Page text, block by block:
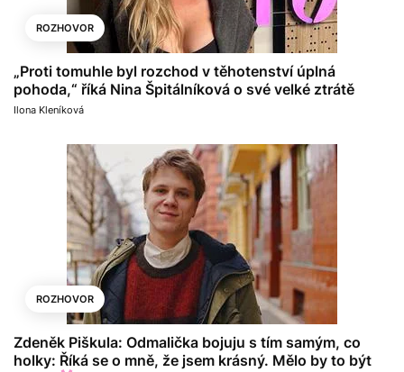
ROZHOVOR
„Proti tomuhle byl rozchod v těhotenství úplná
pohoda,“ říká Nina Špitálníková o své velké ztrátě
Ilona Kleníková
ROZHOVOR
Zdeněk Piškula: Odmalička bojuju s tím samým, co
holky: Říká se o mně, že jsem krásný. Mělo by to být